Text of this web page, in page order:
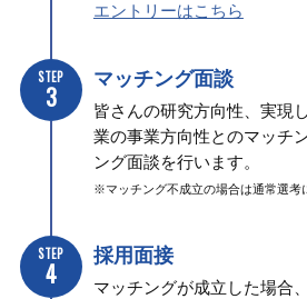
エントリーはこちら
STEP
3
マッチング面談
皆さんの研究方向性、実現
業の事業方向性とのマッチ
ング面談を行います。
※マッチング不成立の場合は通常選考
STEP
4
採用面接
マッチングが成立した場合